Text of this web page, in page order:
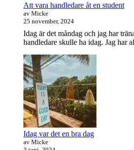
Att vara handledare åt en student
av Micke
25 november, 2024
Idag är det måndag och jag har
handledare skulle ha idag. Jag har
Idag var det en bra dag
av Micke